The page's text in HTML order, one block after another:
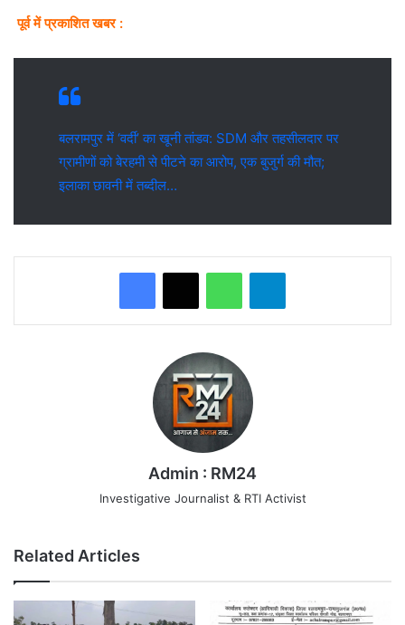
पूर्व में प्रकाशित खबर :
बलरामपुर में ‘वर्दी’ का खूनी तांडव: SDM और तहसीलदार पर
ग्रामीणों को बेरहमी से पीटने का आरोप, एक बुजुर्ग की मौत;
इलाका छावनी में तब्दील…
WhatsAppTelegram
Admin : RM24
Investigative Journalist & RTI Activist
Related Articles